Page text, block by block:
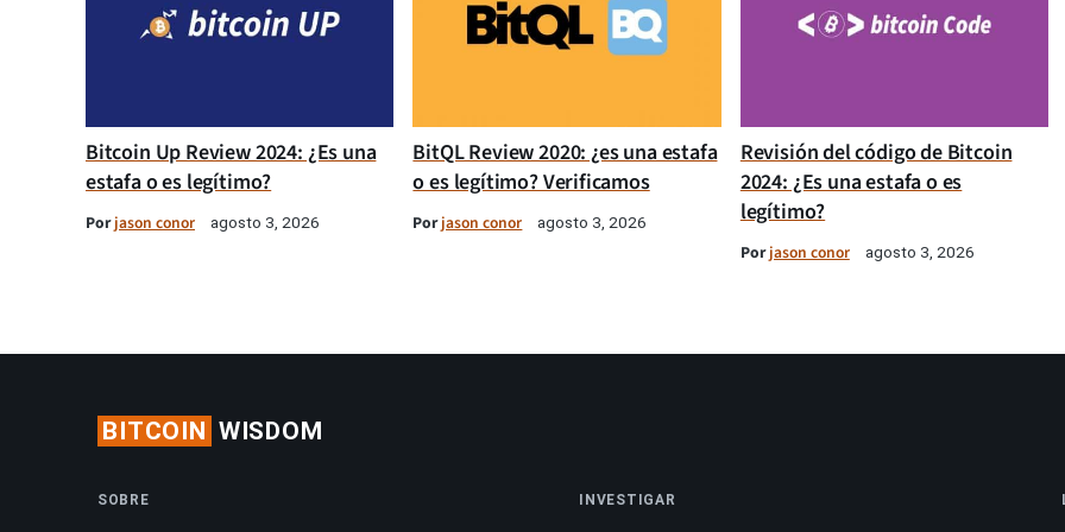
Bitcoin Up Review 2024: ¿Es una
estafa o es legítimo?
Porjason conor agosto 3, 2026
BitQL Review 2020: ¿es una estafa
o es legítimo? Verificamos
Porjason conor agosto 3, 2026
Revisión del código de Bitcoin
2024: ¿Es una estafa o es
legítimo?
Porjason conor agosto 3, 2026
BITCOIN WISDOM
SOBRE INVESTIGAR